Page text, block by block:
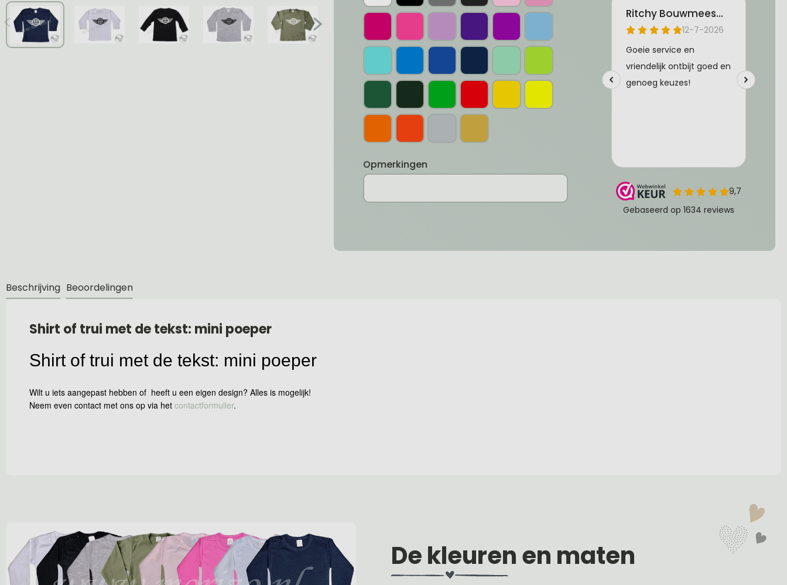
Opmerkingen
Beschrijving Beoordelingen
Shirt of trui met de tekst: mini poeper
Shirt of trui met de tekst: mini poeper
Wilt u iets aangepast hebben of heeft u een eigen design? Alles is mogelijk!
Neem even contact met ons op via het contactformulier.
De kleuren en maten